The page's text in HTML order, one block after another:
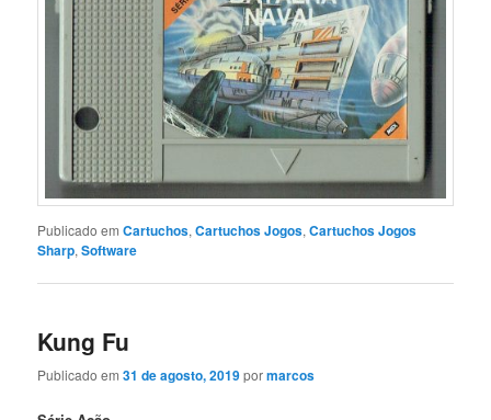
Publicado em Cartuchos,Cartuchos Jogos,Cartuchos Jogos
Sharp,Software
Kung Fu
Publicado em31 de agosto, 2019pormarcos